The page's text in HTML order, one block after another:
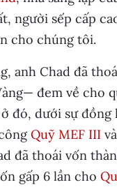
người sếp cấp
cho chúng tôi.
anh Chad đã
đem về cho
đó, dưới sự đồng
Quỹ MEF III
đã thoái vốn
gấp 6 lần cho